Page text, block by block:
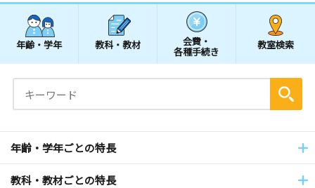
年齢・学年 教科・教材 会費・
各種手続き
教室検索
年齢・学年ごとの特長
教科・教材ごとの特長